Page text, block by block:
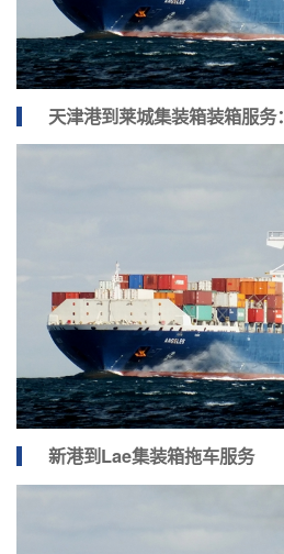
天津港到莱城集装箱装箱服务：
新港到Lae集装箱拖车服务